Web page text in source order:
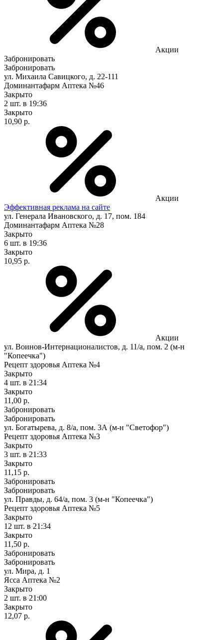
Акции
Забронировать
Забронировать
ул. Михаила Савицкого, д. 22-111
Доминантафарм Аптека №46
Закрыто
2 шт. в 19:36
Закрыто
10,90 р.
Акции
Эффективная реклама на сайте
ул. Генерала Ивановского, д. 17, пом. 184
Доминантафарм Аптека №28
Закрыто
6 шт. в 19:36
Закрыто
10,95 р.
Акции
ул. Воинов-Интернационалистов, д. 11/а, пом. 2 (м-н
"Копеечка")
Рецепт здоровья Аптека №4
Закрыто
4 шт. в 21:34
Закрыто
11,00 р.
Забронировать
Забронировать
ул. Богатырева, д. 8/а, пом. 3А (м-н "Светофор")
Рецепт здоровья Аптека №3
Закрыто
3 шт. в 21:33
Закрыто
11,15 р.
Забронировать
Забронировать
ул. Правды, д. 64/а, пом. 3 (м-н "Копеечка")
Рецепт здоровья Аптека №5
Закрыто
12 шт. в 21:34
Закрыто
11,50 р.
Забронировать
Забронировать
ул. Мира, д. 1
Ясса Аптека №2
Закрыто
2 шт. в 21:00
Закрыто
12,07 р.